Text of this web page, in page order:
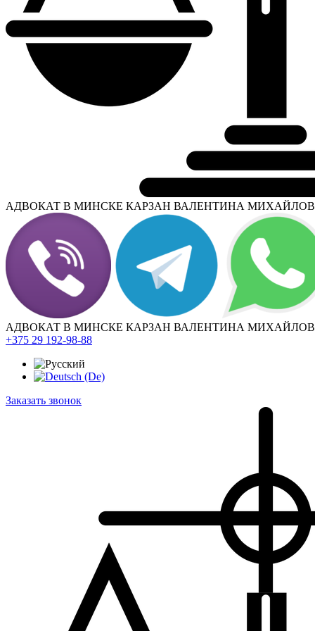
АДВОКАТ В МИНСКЕ КАРЗАН ВАЛЕНТИНА
АДВОКАТ В МИНСКЕ КАРЗАН ВАЛЕНТИНА
+375 29 192-98-88
Заказать звонок